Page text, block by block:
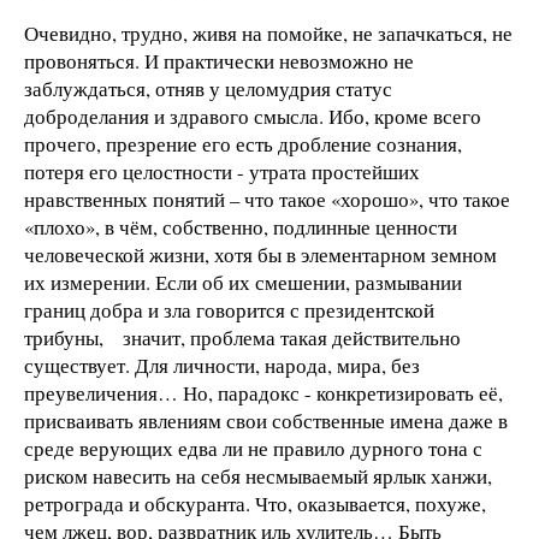
Очевидно, трудно, живя на помойке, не запачкаться, не
провоняться. И практически невозможно не
заблуждаться, отняв у целомудрия статус
доброделания и здравого смысла. Ибо, кроме всего
прочего, презрение его есть дробление сознания,
потеря его целостности - утрата простейших
нравственных понятий – что такое «хорошо», что такое
«плохо», в чём, собственно, подлинные ценности
человеческой жизни, хотя бы в элементарном земном
их измерении. Если об их смешении, размывании
границ добра и зла говорится с президентской
трибуны, значит, проблема такая действительно
существует. Для личности, народа, мира, без
преувеличения… Но, парадокс - конкретизировать её,
присваивать явлениям свои собственные имена даже в
среде верующих едва ли не правило дурного тона с
риском навесить на себя несмываемый ярлык ханжи,
ретрограда и обскуранта. Что, оказывается, похуже,
чем лжец, вор, развратник иль хулитель… Быть